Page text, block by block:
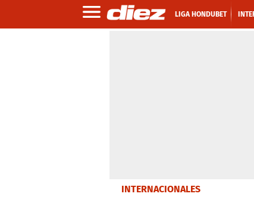
LIGA HONDUBET
INTERNACIONALES